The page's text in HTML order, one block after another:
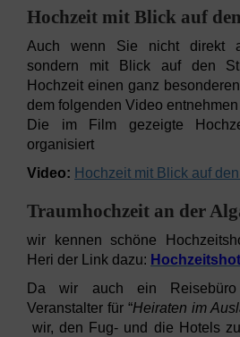
Hochzeit mit Blick auf
Auch wenn Sie nicht direkt
sondern mit Blick auf den
Hochzeit einen ganz
dem folgenden Video
Die im Film gezeigte
organisiert
Video: Hochzeit mit Blick auf
Traumhochzeit an der
wir kennen schöne
Heri der Link dazu:
Da wir auch ein
Veranstalter für “Heiraten im
wir, den Fug- und die Hotels